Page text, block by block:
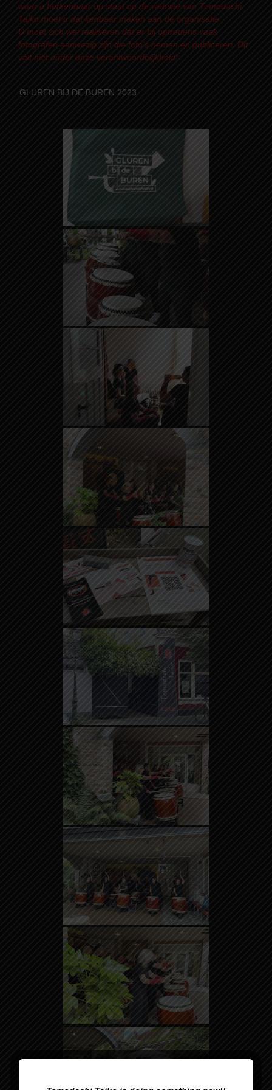
waar u herkenbaar op staat op de website van Tomodachi
Taiko moet u dat kenbaar maken aan de organisatie.
U moet zich wel realiseren dat er bij optredens vaak
fotografen aanwezig zijn die foto’s nemen en publiceren. Dit
valt niet onder onze verantwoordelijkheid!
GLUREN BIJ DE BUREN 2023